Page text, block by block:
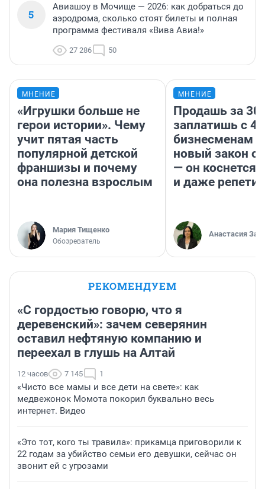
5
Авиашоу в Мочище — 2026: как добраться до
аэродрома, сколько стоят билеты и полная
программа фестиваля «Вива Авиа!»
27 286 50
МНЕНИЕ
«Игрушки больше не
герои истории». Чему
учит пятая часть
популярной детской
франшизы и почему
она полезна взрослым
Мария Тищенко
Обозреватель
МНЕНИЕ
Продашь за
заплатишь с
бизнесменам
новый закон о
— он коснется
и даже
Анастасия
РЕКОМЕНДУЕМ
«С гордостью говорю, что я
деревенский»: зачем северянин
оставил нефтяную компанию и
переехал в глушь на Алтай
12 часов 7 145 1
«Чисто все мамы и все дети на свете»: как
медвежонок Момота покорил буквально весь
интернет. Видео
«Это тот, кого ты травила»: прикамца приговорили к
22 годам за убийство семьи его девушки, сейчас он
звонит ей с угрозами